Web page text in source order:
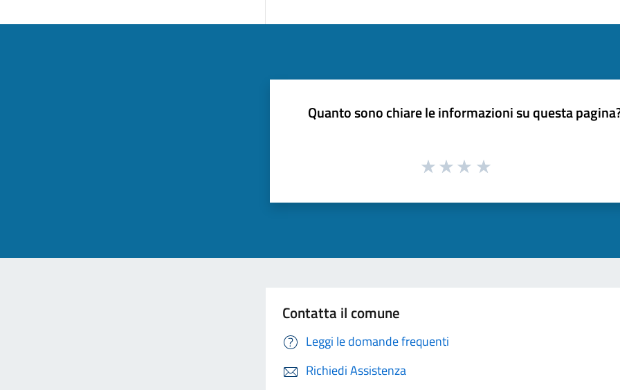
Quanto sono chiare le informazioni su questa
Contatta il comune
Leggi le domande frequenti
Richiedi Assistenza